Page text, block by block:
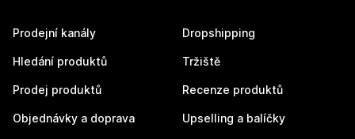
Prodejní kanály
Hledání produktů
Prodej produktů
Objednávky a doprava
Dropshipping
Tržiště
Recenze produktů
Upselling a balíčky